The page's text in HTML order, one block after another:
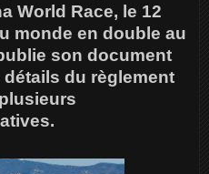
World Race, le 12
monde en double au
son document
du règlement